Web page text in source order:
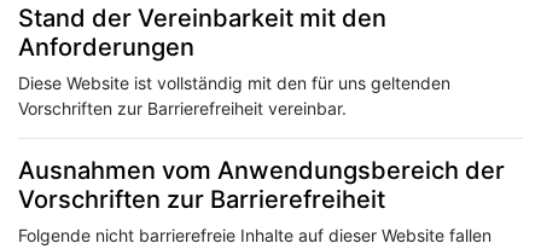
Stand der Vereinbarkeit mit den
Anforderungen
Diese Website ist vollständig mit den für uns geltenden
Vorschriften zur Barrierefreiheit vereinbar.
Ausnahmen vom Anwendungsbereich der
Vorschriften zur Barrierefreiheit
Folgende nicht barrierefreie Inhalte auf dieser Website fallen